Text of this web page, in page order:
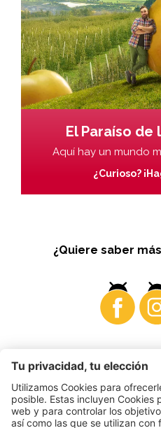
El Paraíso de
Aquí hay un mundo
¿Curioso?
¿Quiere saber